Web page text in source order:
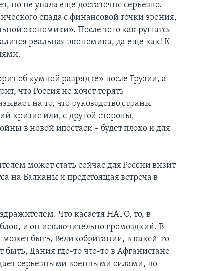
но не упала еще достаточно серьезно.
спада с финансовой точки зрения,
экономики». После того как рушатся
реальная экономика, да еще как! К
об «умной разрядке» после Грузии, а
что Россия не хочет терять
на то, что руководство страны
кризис или, с другой стороны,
в новой ипостаси – будет плохо и для
может стать сейчас для России визит
на Балканы и предстоящая встреча в
Что касаетя НАТО, то, в
и он исключительно громоздкий. В
быть, Великобритании, в какой-то
Дания где-то что-то в Афганистане
серьезными военными силами, но